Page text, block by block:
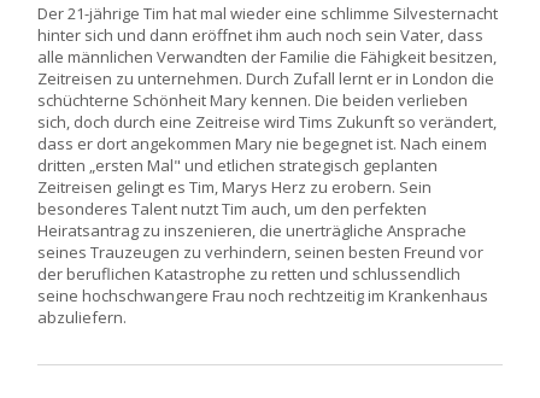
Der 21-jährige Tim hat mal wieder eine schlimme Silvesternacht
hinter sich und dann eröffnet ihm auch noch sein Vater, dass
alle männlichen Verwandten der Familie die Fähigkeit besitzen,
Zeitreisen zu unternehmen. Durch Zufall lernt er in London die
schüchterne Schönheit Mary kennen. Die beiden verlieben
sich, doch durch eine Zeitreise wird Tims Zukunft so verändert,
dass er dort angekommen Mary nie begegnet ist. Nach einem
dritten „ersten Mal" und etlichen strategisch geplanten
Zeitreisen gelingt es Tim, Marys Herz zu erobern. Sein
besonderes Talent nutzt Tim auch, um den perfekten
Heiratsantrag zu inszenieren, die unerträgliche Ansprache
seines Trauzeugen zu verhindern, seinen besten Freund vor
der beruflichen Katastrophe zu retten und schlussendlich
seine hochschwangere Frau noch rechtzeitig im Krankenhaus
abzuliefern.